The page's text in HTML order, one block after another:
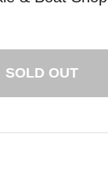
SOLD OUT